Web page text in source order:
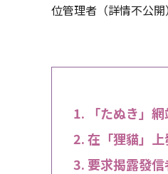
位管理者（詳情不公
「たぬき」
在「狸貓」
要求揭露發